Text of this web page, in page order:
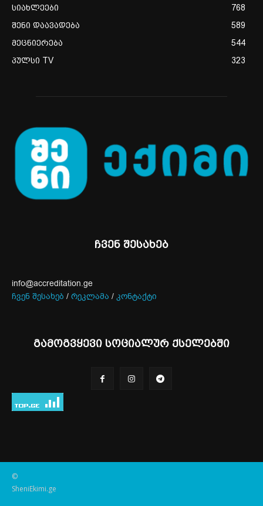
სიახლეები
768
შენი დაავადება
589
მეცნიერება
544
პულსი TV
323
ჩვენ შესახებ
info@accreditation.ge
ჩვენ შესახებ / რეკლამა / კონტაქტი
გამოგვყევი სოციალურ ქსელებში
©
SheniEkimi.ge